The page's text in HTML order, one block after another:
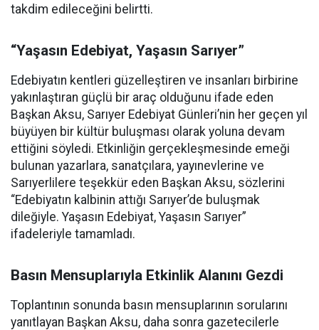
takdim edileceğini belirtti.
“Yaşasın Edebiyat, Yaşasın Sarıyer”
Edebiyatın kentleri güzelleştiren ve insanları birbirine
yakınlaştıran güçlü bir araç olduğunu ifade eden
Başkan Aksu, Sarıyer Edebiyat Günleri’nin her geçen yıl
büyüyen bir kültür buluşması olarak yoluna devam
ettiğini söyledi. Etkinliğin gerçekleşmesinde emeği
bulunan yazarlara, sanatçılara, yayınevlerine ve
Sarıyerlilere teşekkür eden Başkan Aksu, sözlerini
“Edebiyatın kalbinin attığı Sarıyer’de buluşmak
dileğiyle. Yaşasın Edebiyat, Yaşasın Sarıyer”
ifadeleriyle tamamladı.
Basın Mensuplarıyla Etkinlik Alanını Gezdi
Toplantının sonunda basın mensuplarının sorularını
yanıtlayan Başkan Aksu, daha sonra gazetecilerle